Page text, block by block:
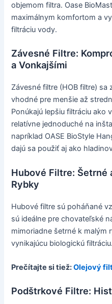
objemom filtra. Oase
maximálnym komfortom a
filtráciu vody.
Závesné Filtre:
a Vonkajšími
Závesné filtre (HOB filtre) sa
vhodné pre menšie až
Ponúkajú lepšiu filtráciu ako
relatívne jednoduché na
napríklad OASE BioStyle
dajú sa použiť aj ako
Hubové Filtre: Šetrné
Rybky
Hubové filtre sú poháňané
sú ideálne pre chovateľské
mimoriadne šetrné k malým
vynikajúcu biologickú filtráciu.
Prečítajte si tiež:Olejový
Podštrkové Filtre: